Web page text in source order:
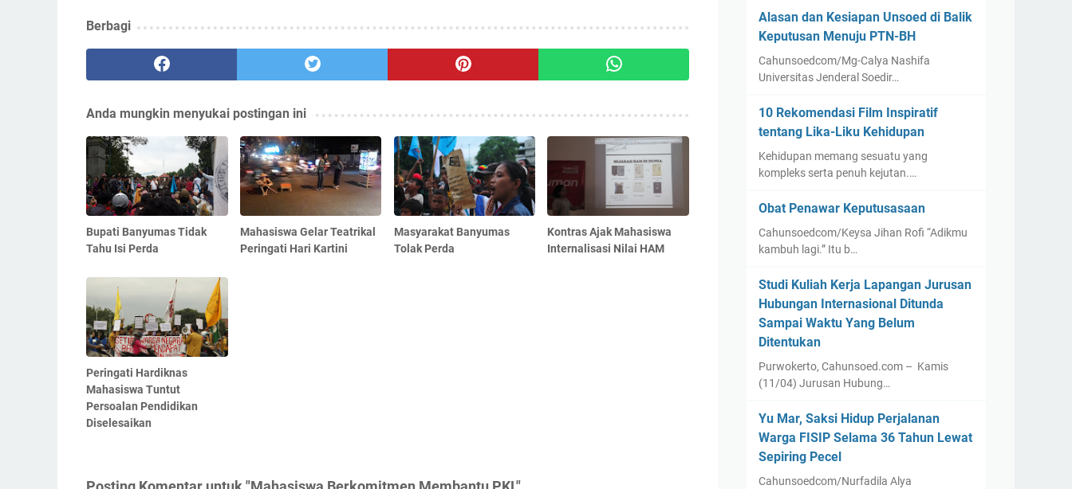
Berbagi
Anda mungkin menyukai postingan ini
Bupati Banyumas Tidak
Tahu Isi Perda
Mahasiswa Gelar Teatrikal
Peringati Hari Kartini
Masyarakat Banyumas
Tolak Perda
Kontras Ajak Mahasiswa
Internalisasi Nilai HAM
Peringati Hardiknas
Mahasiswa Tuntut
Persoalan Pendidikan
Diselesaikan
Alasan dan Kesiapan Unsoed di Balik
Keputusan Menuju PTN-BH
Cahunsoedcom/Mg-Calya Nashifa
Universitas Jenderal Soedir…
10 Rekomendasi Film Inspiratif
tentang Lika-Liku Kehidupan
Kehidupan memang sesuatu yang
kompleks serta penuh kejutan.…
Obat Penawar Keputusasaan
Cahunsoedcom/Keysa Jihan Rofi “Adikmu
kambuh lagi.” Itu b…
Studi Kuliah Kerja Lapangan Jurusan
Hubungan Internasional Ditunda
Sampai Waktu Yang Belum
Ditentukan
Purwokerto, Cahunsoed.com – Kamis
(11/04) Jurusan Hubung…
Yu Mar, Saksi Hidup Perjalanan
Warga FISIP Selama 36 Tahun Lewat
Sepiring Pecel
Cahunsoedcom/Nurfadila Alya